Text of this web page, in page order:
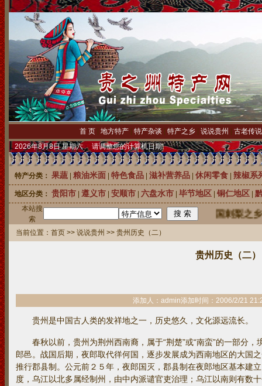
首 页 地方特产 特产杂谈 特产之乡 说说贵州
古老传说
2026年8月8日 星期六 请调整您的计算机日期!
特产分类： 果蔬 粮油米面 特色食品 滋补营养品 休闲零食 辣椒系
地区分类： 贵阳市 遵义市 安顺市 六盘水市 毕节地区 铜仁地区
本站搜
索
中国刺梨之乡
当前位置： 首页 >> 说说贵州 >> 贵州历史（二）
贵州历史（二）
添加人：admin添加时间：2006/2/21
贵州是中国古人类的发祥地之一，历史悠久，文化源远流长。
春秋以前，贵州为荆州西南裔，属于“荆楚”或“南蛮”的一部分，
郎邑。战国后期，夜郎取代徉何国，逐步发展成为西南地区的大国
推行郡县制。公元前２５年，夜郎国灭，郡县制在夜郎地区基本建
度，乌江以北多属经制州，由中内派谴官吏治理；乌江以南则有数